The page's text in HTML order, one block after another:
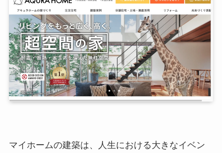
マイホームの建築は、人生における大きなイベン